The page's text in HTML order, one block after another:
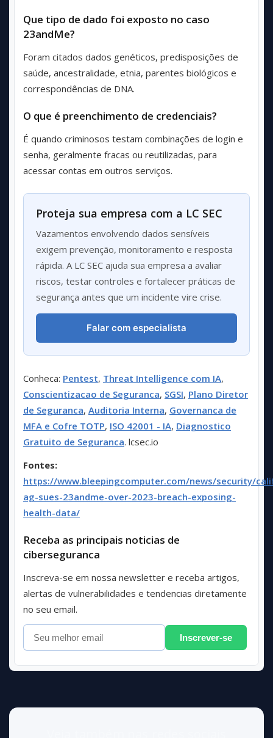
Que tipo de dado foi exposto no caso
23andMe?
Foram citados dados genéticos, predisposições de
saúde, ancestralidade, etnia, parentes biológicos e
correspondências de DNA.
O que é preenchimento de credenciais?
É quando criminosos testam combinações de login e
senha, geralmente fracas ou reutilizadas, para
acessar contas em outros serviços.
Proteja sua empresa com a LC SEC
Vazamentos envolvendo dados sensíveis
exigem prevenção, monitoramento e resposta
rápida. A LC SEC ajuda sua empresa a avaliar
riscos, testar controles e fortalecer práticas de
segurança antes que um incidente vire crise.
Falar com especialista
Conheca: Pentest, Threat Intelligence com IA,
Conscientizacao de Seguranca, SGSI, Plano Diretor
de Seguranca, Auditoria Interna, Governanca de
MFA e Cofre TOTP, ISO 42001 - IA, Diagnostico
Gratuito de Seguranca. lcsec.io
Fontes:
https://www.bleepingcomputer.com/news/security/
ag-sues-23andme-over-2023-breach-exposing-
health-data/
Receba as principais noticias de
ciberseguranca
Inscreva-se em nossa newsletter e receba artigos,
alertas de vulnerabilidades e tendencias diretamente
no seu email.
Inscrever-se